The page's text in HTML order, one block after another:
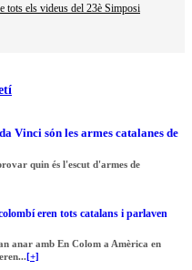
tots els videus del 23è Simposi
Vinci són les armes catalanes de
quin és l'escut d'armes de
eren tots catalans i parlaven
anar amb En Colom a Amèrica en
[+]